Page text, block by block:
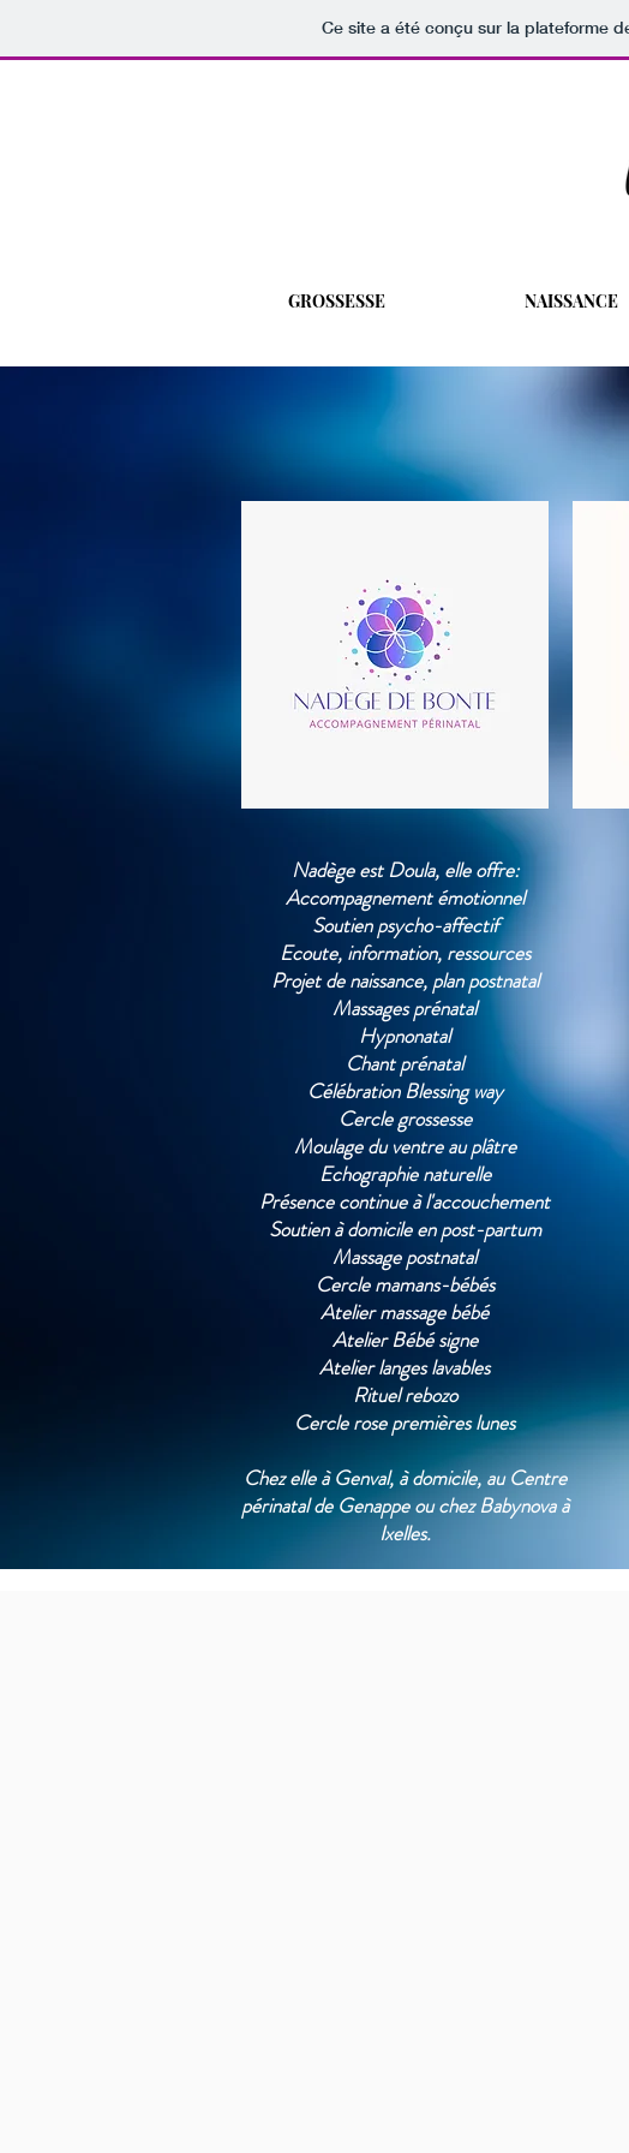
Ce site a été conçu sur la plateforme
Nadège est Doula, elle offre:
Accompagnement émotionnel
Soutien psycho-affectif
Ecoute, information, ressources
Projet de naissance, plan postnatal
Massages prénatal
Hypnonatal
Chant prénatal
Célébration Blessing way
Cercle grossesse
Moulage du ventre au plâtre
Echographie naturelle
Présence continue à l'accouchement
Soutien à domicile en post-partum
Massage postnatal
Cercle mamans-bébés
Atelier massage bébé
Atelier Bébé signe
Atelier langes lavables
Rituel rebozo
Cercle rose premières lunes
Chez elle à Genval, à domicile, au Centre
périnatal de Genappe ou chez Babynova à
Ixelles.
GROSSESSE NAISSANCE